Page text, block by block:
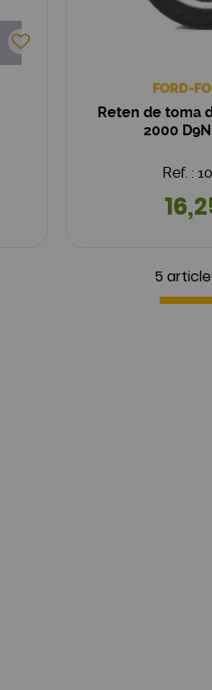
FORD-
Reten de toma
2000
Ref. :
5